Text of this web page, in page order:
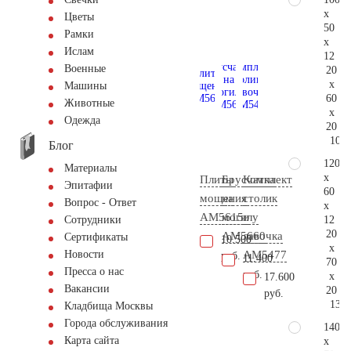
Цветы
Рамки
Ислам
Военные
Машины
Животные
Одежда
Блог
Материалы
Эпитафии
Вопрос - Ответ
Сотрудники
Сертификаты
Новости
Пресса о нас
Вакансии
Кладбища Москвы
Города обслуживания
Карта сайта
Плиты
мощения
AM5615
10.500
руб.
Брусчатка
на
могилу
AM5660
11.400
руб.
Комплект
столик
и
лавочка
АМ5477
17.600
руб.
x
50
x
12
20
x
60
x
20
120
x
60
x
12
20
x
70
x
20
140
x